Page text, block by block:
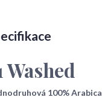
Washed
100% Arabica